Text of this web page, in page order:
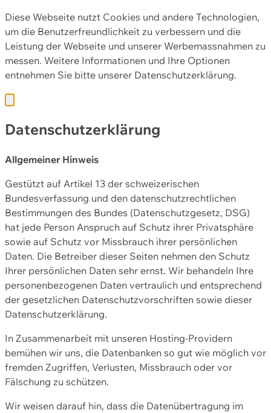
Diese Webseite nutzt Cookies und andere Technologien,
um die Benutzerfreundlichkeit zu verbessern und die
Leistung der Webseite und unserer Werbemassnahmen zu
messen. Weitere Informationen und Ihre Optionen
entnehmen Sie bitte unserer Datenschutzerklärung.
Datenschutzerklärung
Allgemeiner Hinweis
Gestützt auf Artikel 13 der schweizerischen
Bundesverfassung und den datenschutzrechtlichen
Bestimmungen des Bundes (Datenschutzgesetz, DSG)
hat jede Person Anspruch auf Schutz ihrer Privatsphäre
sowie auf Schutz vor Missbrauch ihrer persönlichen
Daten. Die Betreiber dieser Seiten nehmen den Schutz
Ihrer persönlichen Daten sehr ernst. Wir behandeln Ihre
personenbezogenen Daten vertraulich und entsprechend
der gesetzlichen Datenschutzvorschriften sowie dieser
Datenschutzerklärung.
In Zusammenarbeit mit unseren Hosting-Providern
bemühen wir uns, die Datenbanken so gut wie möglich vor
fremden Zugriffen, Verlusten, Missbrauch oder vor
Fälschung zu schützen.
Wir weisen darauf hin, dass die Datenübertragung im